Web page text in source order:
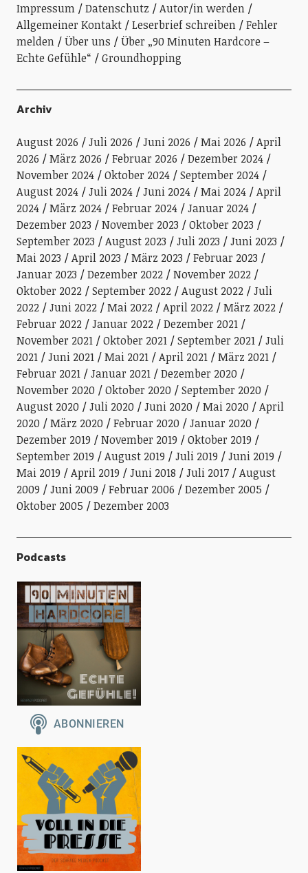
Impressum Datenschutz
Autor/in werden
Allgemeiner Kontakt
Leserbrief schreiben
Fehler
melden
Über uns
Über „90 Minuten Hardcore –
Echte Gefühle“
Groundhopping
Archiv
August 2026 Juli 2026 Juni 2026 Mai 2026
April
2026
März 2026 Februar 2026
Dezember 2024
November 2024
Oktober 2024
September 2024
August 2024
Juli 2024 Juni 2024 Mai 2024
April
2024
März 2024 Februar 2024
Januar 2024
Dezember 2023
November 2023
Oktober 2023
September 2023
August 2023 Juli 2023
Juni 2023
Mai 2023
April 2023 März 2023
Februar 2023
Januar 2023
Dezember 2022
November 2022
Oktober 2022
September 2022 August 2022
Juli
2022
Juni 2022 Mai 2022 April 2022
März 2022
Februar 2022
Januar 2022
Dezember 2021
November 2021
Oktober 2021 September 2021
Juli
2021
Juni 2021 Mai 2021 April 2021
März 2021
Februar 2021
Januar 2021
Dezember 2020
November 2020
Oktober 2020
September 2020
August 2020
Juli 2020 Juni 2020 Mai 2020
April
2020
März 2020 Februar 2020
Januar 2020
Dezember 2019
November 2019
Oktober 2019
September 2019
August 2019 Juli 2019
Juni 2019
Mai 2019
April 2019 Juni 2018 Juli 2017
August
2009
Juni 2009 Februar 2006
Dezember 2005
Oktober 2005
Dezember 2003
Podcasts